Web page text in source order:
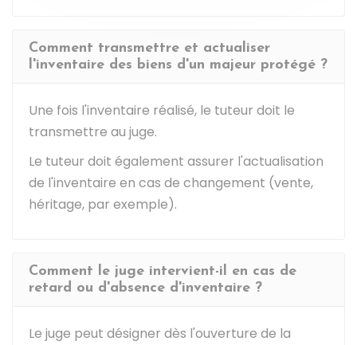
Comment transmettre et actualiser
l'inventaire des biens d'un majeur protégé ?
Une fois l'inventaire réalisé, le tuteur doit le
transmettre au juge.
Le tuteur doit également assurer l'actualisation
de l'inventaire en cas de changement (vente,
héritage, par exemple).
Comment le juge intervient-il en cas de
retard ou d'absence d'inventaire ?
Le juge peut désigner dès l'ouverture de la